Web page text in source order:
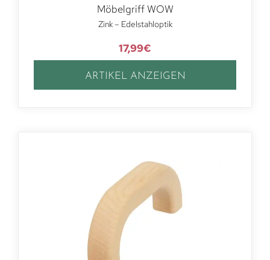
Möbelgriff WOW
Zink – Edelstahloptik
17,99€
ARTIKEL ANZEIGEN